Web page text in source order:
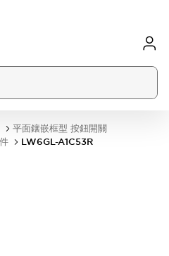
平面鑲嵌框型 按鈕開關
LW6GL-A1C53R